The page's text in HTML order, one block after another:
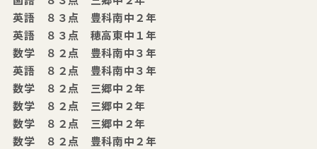
英語 ８３点 豊科南中２年
英語 ８３点 穂高東中１年
数学 ８２点 豊科南中３年
英語 ８２点 豊科南中３年
数学 ８２点 三郷中２年
数学 ８２点 三郷中２年
数学 ８２点 三郷中２年
数学 ８２点 豊科南中２年